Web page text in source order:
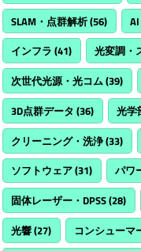
SLAM・点群解析(56) AI
インフラ (41) 光変調・
次世代光源・光コム(39)
3D点群データ (36) 光学
クリーニング・洗浄(33)
ソフトウェア(31) パワ
固体レーザー・DPSS(28)
光響(27) コンシューマ